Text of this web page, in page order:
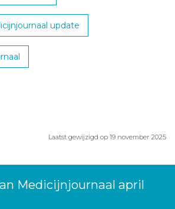
update
Laatst gewijzigd op 19 november 2025
Medicijnjournaal april